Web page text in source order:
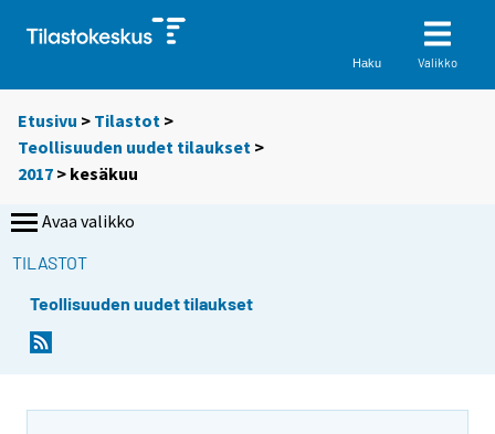
Haku Valikko
Etusivu > Tilastot >
Teollisuuden uudet tilaukset >
2017 > kesäkuu
Avaa valikko
TILASTOT
Teollisuuden uudet tilaukset